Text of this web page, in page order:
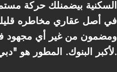
في أصل عقاري مخاطره
ومضمون من غير أي مجهود
لأكبر البنوك. المطور هو "دبي مصر"، والمول مصمم ليكون وجهة رئيسية في المنطقة.